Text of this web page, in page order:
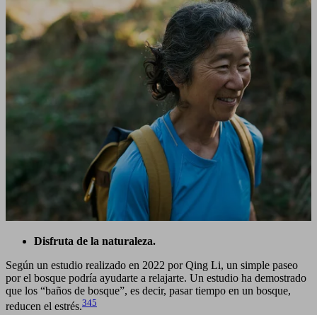
Disfruta de la naturaleza.
Según un estudio realizado en 2022 por Qing Li, un simple paseo
por el bosque podría ayudarte a relajarte. Un estudio ha demostrado
que los “baños de bosque”, es decir, pasar tiempo en un bosque,
reducen el estrés.345